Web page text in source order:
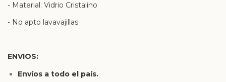
- Material: Vidrio Cristalino
- No apto lavavajillas
ENVIOS:
Envíos a todo el país.